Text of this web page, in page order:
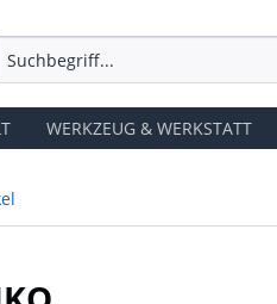
WERKZEUG & WERKSTATT